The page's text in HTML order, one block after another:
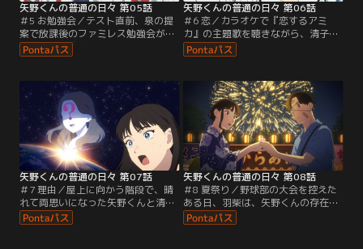
矢野くんの普通の日々 第05話
＃5 お勉強会／テスト直前、泉の提
案で放課後のファミレス勉強会が開
催される。成績優秀なメイや羽柴の
おかげでなんとかテストを乗り越え
行くことに。清子は、矢野くんに普
通の高校生活を味わってもらうチャ
ンスだと意気込むが、一方の矢野く
んは、羽柴と清子の関係が気になる
様子で…。
矢野くんの普通の日々 第06話
＃6 恋／カラオケで『恋するアミ
カ』の主題歌を聴きながら、清子へ
の想いは「恋」なんだと気づいた矢
野くん。一方清子は、前のように自
感じて不安になっていた。清子に想
いを寄せる羽柴も、矢野くんの心境
の変化を察してしまう。それぞれの
想いが交錯して行き着く先は…。
矢野くんの普通の日々 第07話
＃7 理由／屋上に向かう階段で、晴
れて両思いになった矢野くんと清
子。だが、クラスメイトに「2人は
付き合ってるの？」と聞かれた清子
矢野くんの普通の日々 第08話
＃8 夏祭り／野球部の大会を控えた
ある日、羽柴は、矢野くんの存在を
わかっていながらも、思わず清子に
「俺がホームラン打ったら一緒に映